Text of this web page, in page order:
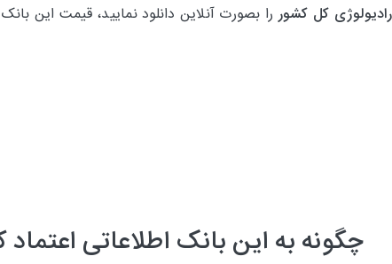
کل کشوررا بصورت آنلاین دانلود نمایید، قیمت این
چگونه به این بانک اطلاعاتی اعتماد